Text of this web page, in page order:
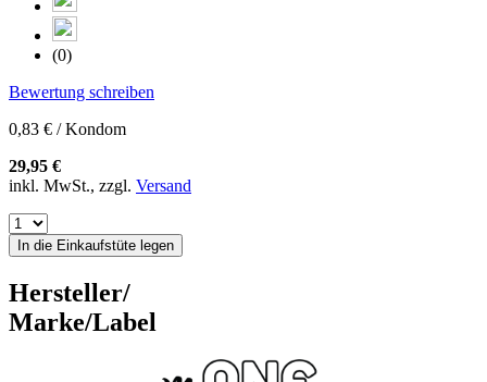
(0)
Bewertung schreiben
0,83 € / Kondom
29,95 €
inkl. MwSt., zzgl. Versand
In die Einkaufstüte legen
Hersteller/
Marke/Label